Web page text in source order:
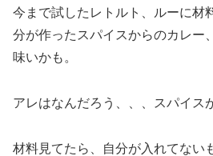
今まで試したレトルト、ルーに材
分が作ったスパイスからのカレー
味いかも。
アレはなんだろう、、、スパイス
材料見てたら、自分が入れてない